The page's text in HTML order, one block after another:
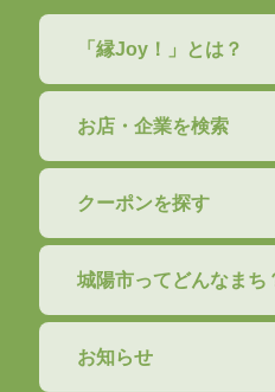
「縁Joy！」とは？
お店・企業を検索
クーポンを探す
城陽市ってどんなまち
お知らせ